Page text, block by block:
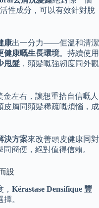
性成分，可以有效針對脫
康出一分力——佢溫和清潔
健康嘅生長環境。持續使用
甩髮 ，頭髮嘅強韌度同外觀
金左右，讓想重拾自信嘅人
皮屑同頭髮稀疏嘅煩惱，成
決方案來改善頭皮健康同對
簡便，絕對值得信賴。
設
， Kérastase Densifique 豐
。